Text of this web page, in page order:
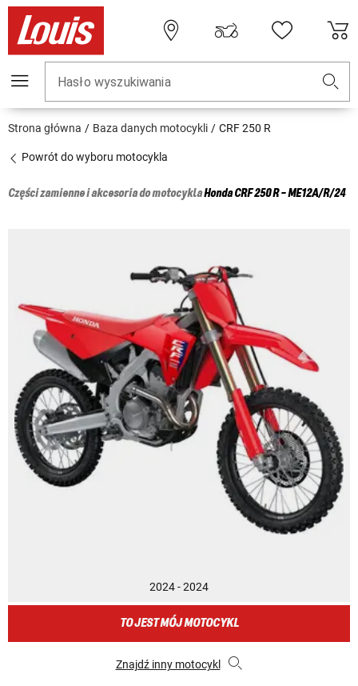
Hasło wyszukiwania
Strona główna Baza danych motocykli CRF 250 R
Powrót do wyboru motocykla
Części zamienne i akcesoria do motocyklaHondaCRF 250 R - ME12A/R/24
2024 - 2024
TO JEST MÓJ MOTOCYKL
Znajdź inny motocykl